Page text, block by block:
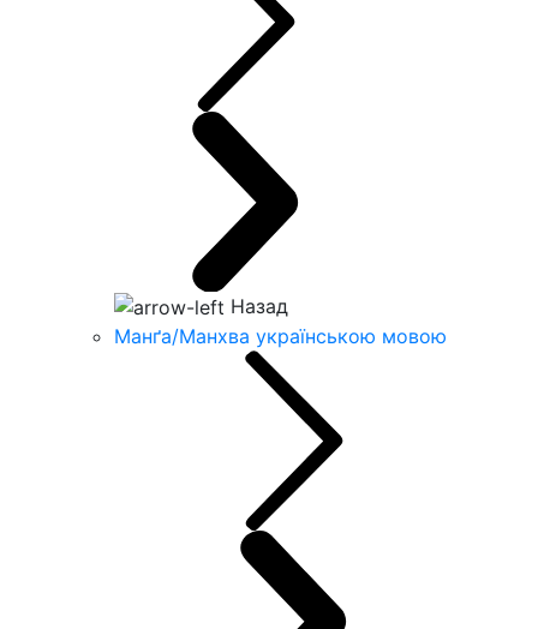
Назад
Манґа/Манхва українською мовою